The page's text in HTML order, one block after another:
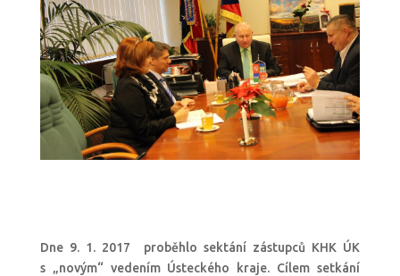
Dne 9. 1. 2017 proběhlo sektání zástupců KHK ÚK
s „novým“ vedením Ústeckého kraje. Cílem setkání